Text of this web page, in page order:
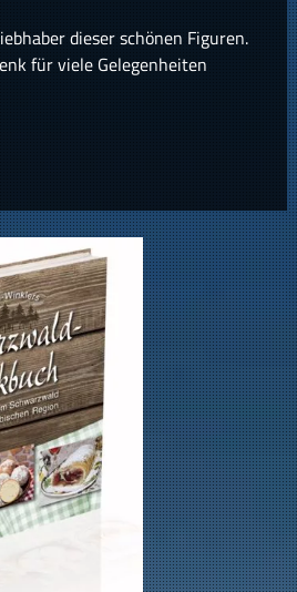
dieser schönen Figuren.
für viele Gelegenheiten